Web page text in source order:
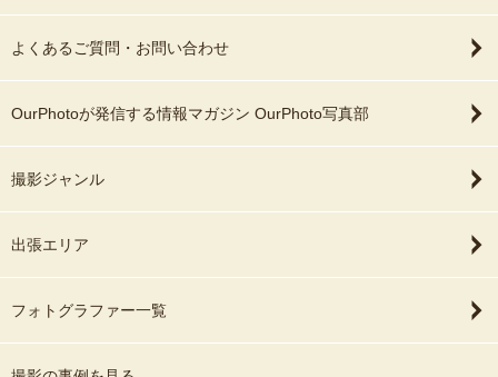
よくあるご質問・お問い合わせ
OurPhotoが発信する情報マガジン OurPhoto写真部
撮影ジャンル
出張エリア
フォトグラファー一覧